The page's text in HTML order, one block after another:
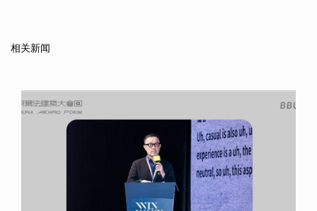
相关新闻